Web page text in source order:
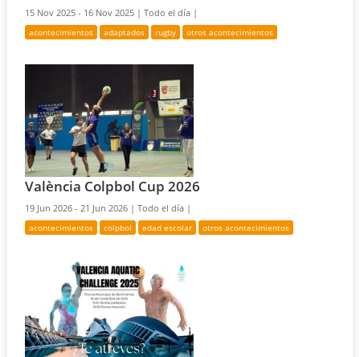
15 Nov 2025 - 16 Nov 2025 |Todo el día |
acontecimientos adaptados rugby otros acontecimientos
València Colpbol Cup 2026
19 Jun 2026 - 21 Jun 2026 |Todo el día |
acontecimientos colpbol edad escolar otros acontecimientos